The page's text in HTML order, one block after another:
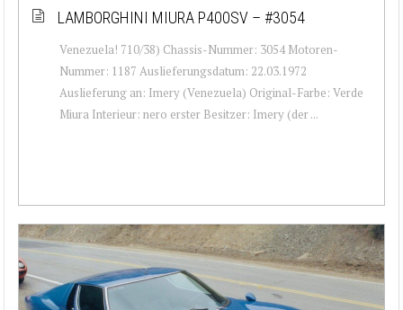
LAMBORGHINI MIURA P400SV – #3054
Venezuela! 710/38) Chassis-Nummer: 3054 Motoren-
Nummer: 1187 Auslieferungsdatum: 22.03.1972
Auslieferung an: Imery (Venezuela) Original-Farbe: Verde
Miura Interieur: nero erster Besitzer: Imery (der ...